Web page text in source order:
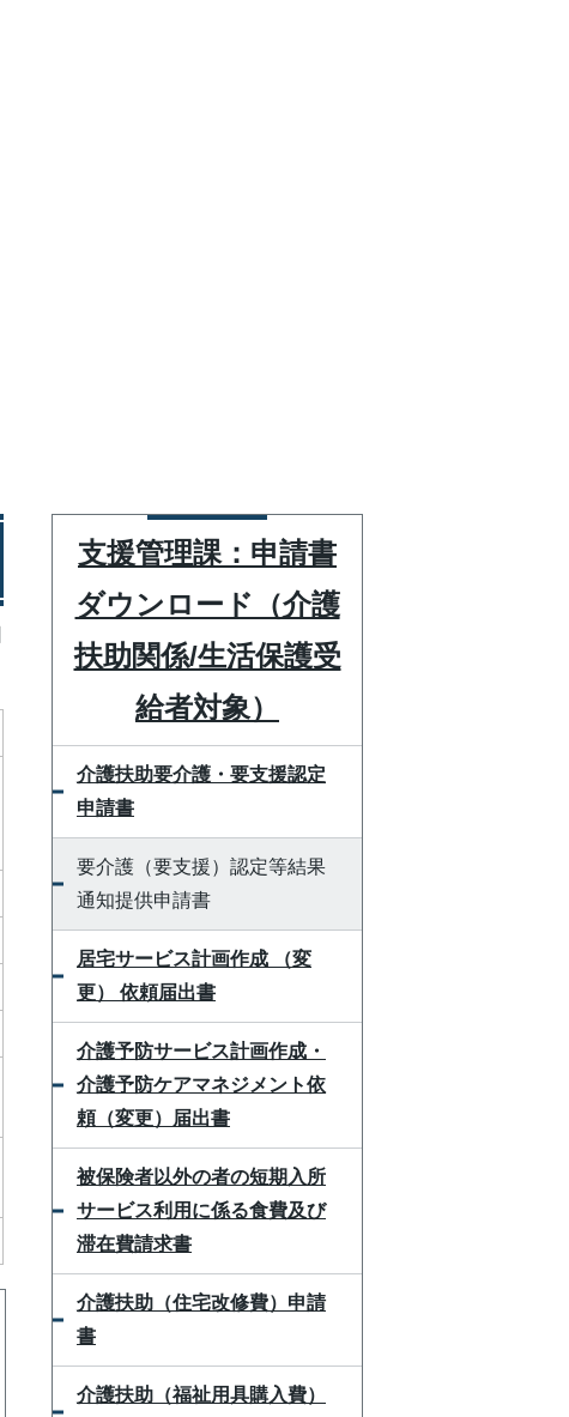
支援管理課：申請書
ダウンロード（介護
扶助関係/生活保護受
給者対象）
介護扶助要介護・要支援認定
申請書
要介護（要支援）認定等結果
通知提供申請書
居宅サービス計画作成 （変
更） 依頼届出書
介護予防サービス計画作成・
介護予防ケアマネジメント依
頼（変更）届出書
被保険者以外の者の短期入所
サービス利用に係る食費及び
滞在費請求書
介護扶助（住宅改修費）申請
書
介護扶助（福祉用具購入費）